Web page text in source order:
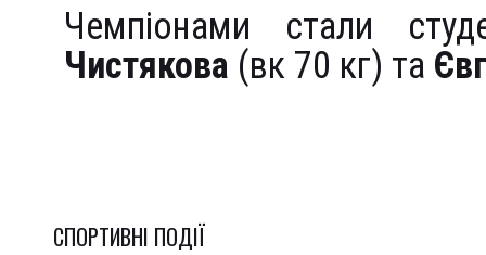
Чемпіонами стали
Чистякова (вк 70 кг) та
СПОРТИВНI ПОДІЇ